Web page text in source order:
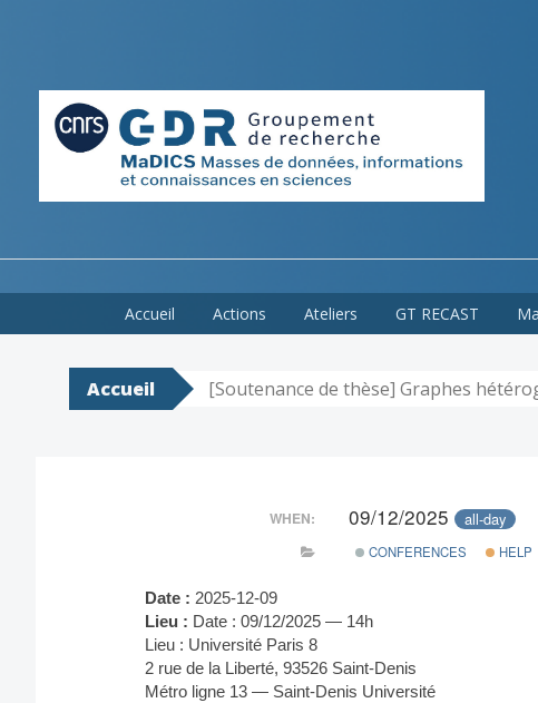
to
Accueil Actions Ateliers GT RECAST
Accueil [Soutenance de thèse] Graphes
WHEN: 09/12/2025 all-day
CONFERENCES HELP
Date : 2025-12-09
Lieu : Date : 09/12/2025 — 14h
Lieu : Université Paris 8
2 rue de la Liberté, 93526 Saint-Denis
Métro ligne 13 — Saint-Denis Université